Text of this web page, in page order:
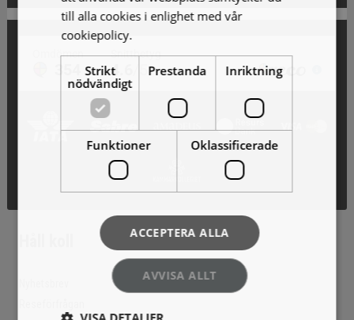
till alla cookies i enlighet med vår
cookiepolicy.
Strikt
nödvändigt
Prestanda Inriktning
Funktioner Oklassificerade
ACCEPTERA ALLA
AVVISA ALLT